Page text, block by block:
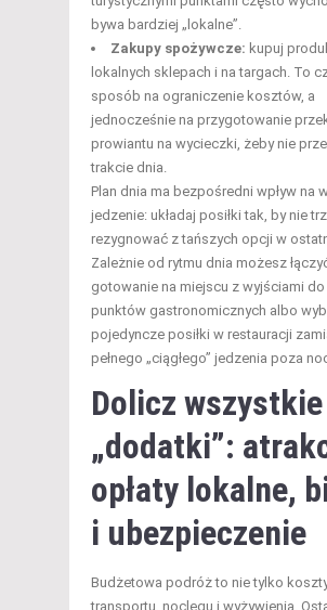
bywa bardziej „lokalne”.
Zakupy spożywcze: kupuj
lokalnych sklepach i na targach. To
sposób na ograniczenie kosztów, a
jednocześnie na przygotowanie
prowiantu na wycieczki, żeby nie
trakcie dnia.
Plan dnia ma bezpośredni wpływ na
jedzenie: układaj posiłki tak, by nie
rezygnować z tańszych opcji w
Zależnie od rytmu dnia możesz
gotowanie na miejscu z wyjściami
punktów gastronomicznych albo
pojedyncze posiłki w restauracji
pełnego „ciągłego” jedzenia poza
Dolicz wszystkie
„dodatki”:
opłaty lokalne,
i ubezpieczenie
Budżetowa podróż to nie tylko
transportu, noclegu i wyżywienia.